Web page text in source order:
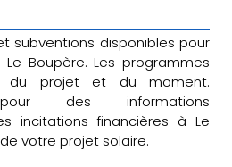
subventions disponibles pour
Boupère. Les programmes
du projet et du moment.
pour des informations
incitations financières à Le
votre projet solaire.